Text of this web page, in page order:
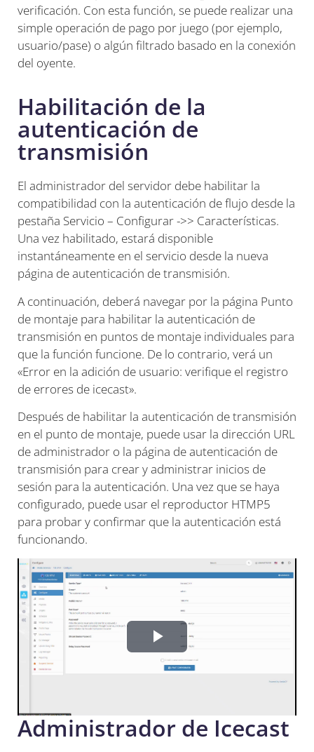
verificación. Con esta función, se puede realizar una
simple operación de pago por juego (por ejemplo,
usuario/pase) o algún filtrado basado en la conexión
del oyente.
Habilitación de la
autenticación de
transmisión
El administrador del servidor debe habilitar la
compatibilidad con la autenticación de flujo desde la
pestaña Servicio – Configurar ->> Características.
Una vez habilitado, estará disponible
instantáneamente en el servicio desde la nueva
página de autenticación de transmisión.
A continuación, deberá navegar por la página Punto
de montaje para habilitar la autenticación de
transmisión en puntos de montaje individuales para
que la función funcione. De lo contrario, verá un
«Error en la adición de usuario: verifique el registro
de errores de icecast».
Después de habilitar la autenticación de transmisión
en el punto de montaje, puede usar la dirección URL
de administrador o la página de autenticación de
transmisión para crear y administrar inicios de
sesión para la autenticación. Una vez que se haya
configurado, puede usar el reproductor HTMP5
para probar y confirmar que la autenticación está
funcionando.
Administrador de Icecast